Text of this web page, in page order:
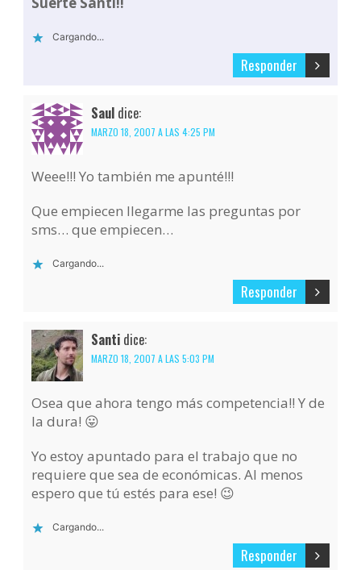
Cargando...
Responder
Saul dice:
MARZO 18, 2007 A LAS 4:25 PM
Weee!!! Yo también me apunté!!!
Que empiecen llegarme las preguntas por
sms… que empiecen…
Cargando...
Responder
Santi dice:
MARZO 18, 2007 A LAS 5:03 PM
Osea que ahora tengo más competencia!! Y de
la dura! 😛
Yo estoy apuntado para el trabajo que no
requiere que sea de económicas. Al menos
espero que tú estés para ese! 😉
Cargando...
Responder